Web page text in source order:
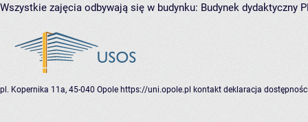
Wszystkie zajęcia odbywają się w budynku: Budynek dydaktyczny
pl. Kopernika 11a, 45-040 Opole https://uni.opole.pl kontakt deklaracja